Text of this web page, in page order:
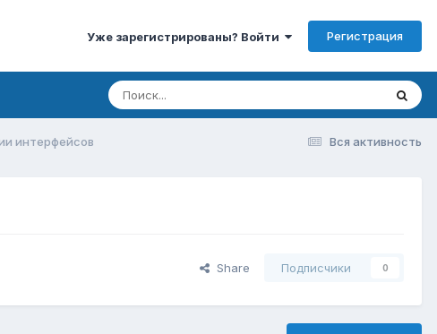
Уже зарегистрированы? Войти Регистрация
Вся активность
интерфейсов
Share Подписчики 0